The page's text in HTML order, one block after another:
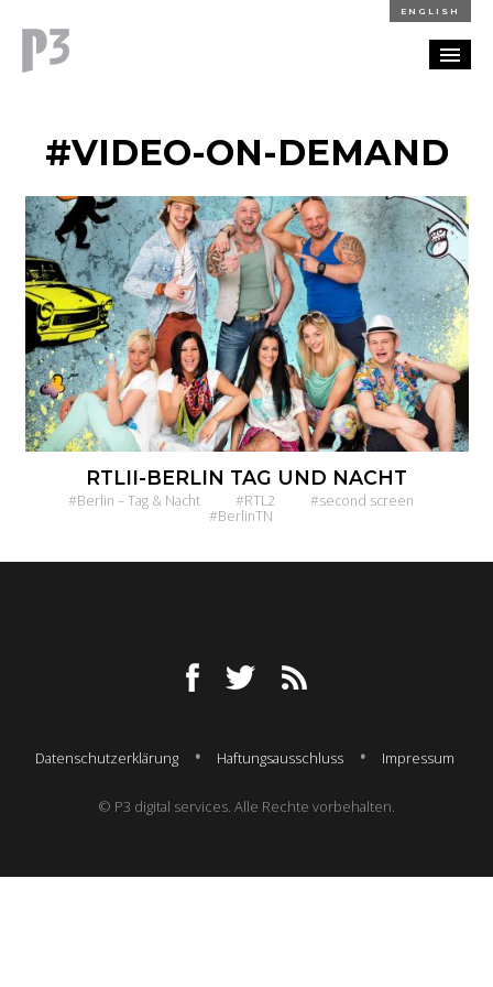
ENGLISH
KARRIERE
KONTAKT
#VIDEO-ON-DEMAND
RTLII-BERLIN TAG UND NACHT
#Berlin – Tag & Nacht #RTL2
#second screen
#BerlinTN
Datenschutzerklärung Haftungsausschluss Impressum
© P3 digital services. Alle Rechte vorbehalten.